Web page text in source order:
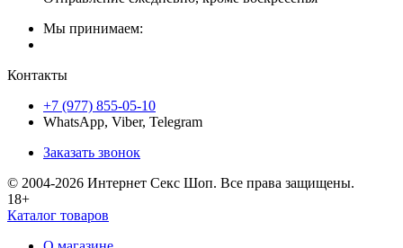
Мы принимаем:
Контакты
+7 (977) 855-05-10
WhatsApp, Viber, Telegram
Заказать звонок
© 2004-2026 Интернет Секс Шоп. Все права защищены.
18+
Каталог товаров